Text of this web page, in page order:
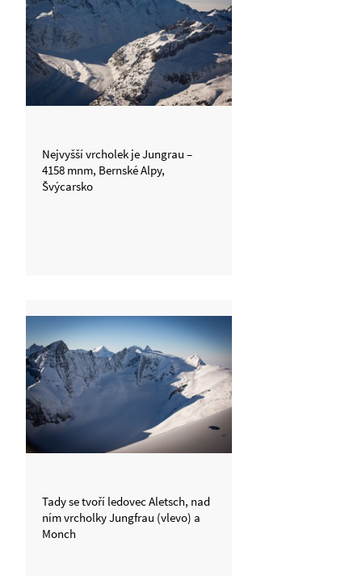
Nejvyšší vrcholek je Jungrau –
4158 mnm, Bernské Alpy,
Švýcarsko
Tady se tvoří ledovec Aletsch, nad
ním vrcholky Jungfrau (vlevo) a
Monch